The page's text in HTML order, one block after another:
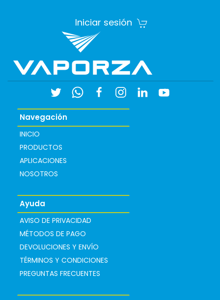
Iniciar sesión
Navegación
INICIO
PRODUCTOS
APLICACIONES
NOSOTROS
Ayuda
AVISO DE PRIVACIDAD
MÉTODOS DE PAGO
DEVOLUCIONES Y ENVÍO
TÉRMINOS Y CONDICIONES
PREGUNTAS FRECUENTES